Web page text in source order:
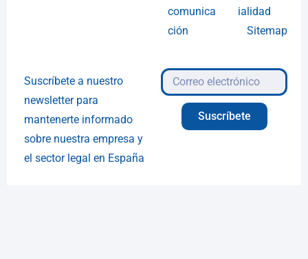
comunica
ción
ialidad
Sitemap
Suscríbete a nuestro
newsletter para
mantenerte informado
sobre nuestra empresa y
el sector legal en España
Suscríbete